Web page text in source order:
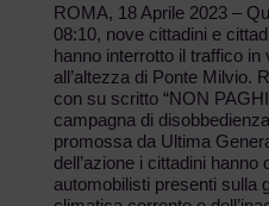
ROMA, 18 Aprile 2023 –
08:10, nove cittadini e
hanno interrotto il traffico in
all’altezza di Ponte Milvio.
con su scritto “NON
campagna di
promossa da Ultima
dell’azione i cittadini hanno
automobilisti presenti sulla